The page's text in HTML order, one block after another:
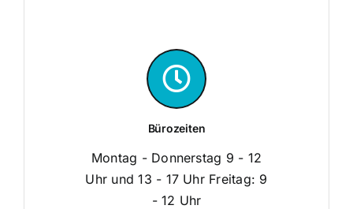
Bürozeiten
Montag - Donnerstag 9 - 12
Uhr und 13 - 17 Uhr Freitag: 9
- 12 Uhr